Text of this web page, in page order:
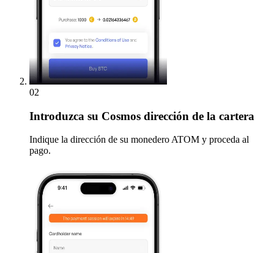
02
Introduzca su Cosmos dirección de la cartera
Indique la dirección de su monedero ATOM y proceda al
pago.